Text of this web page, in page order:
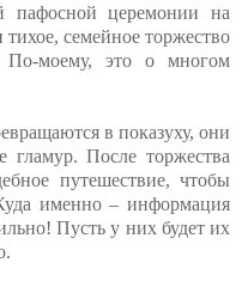
пафосной церемонии на
семейное торжество
По-моему, это о многом
в показуху, они
гламур. После торжества
путешествие, чтобы
именно – информация
Пусть у них будет их